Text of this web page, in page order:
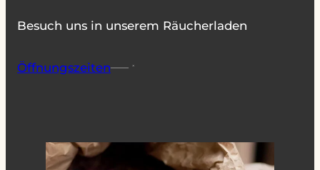
Besuch uns in unserem Räucherladen
Öffnungszeiten